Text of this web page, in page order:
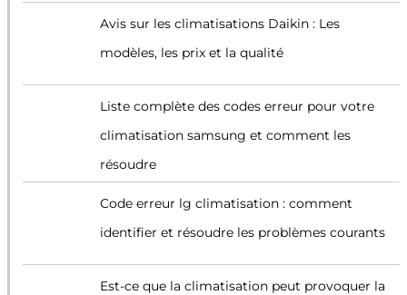
Avis sur les climatisations Daikin : Les
modèles, les prix et la qualité
Liste complète des codes erreur pour votre
climatisation samsung et comment les
résoudre
Code erreur lg climatisation : comment
identifier et résoudre les problèmes courants
Est-ce que la climatisation peut provoquer la